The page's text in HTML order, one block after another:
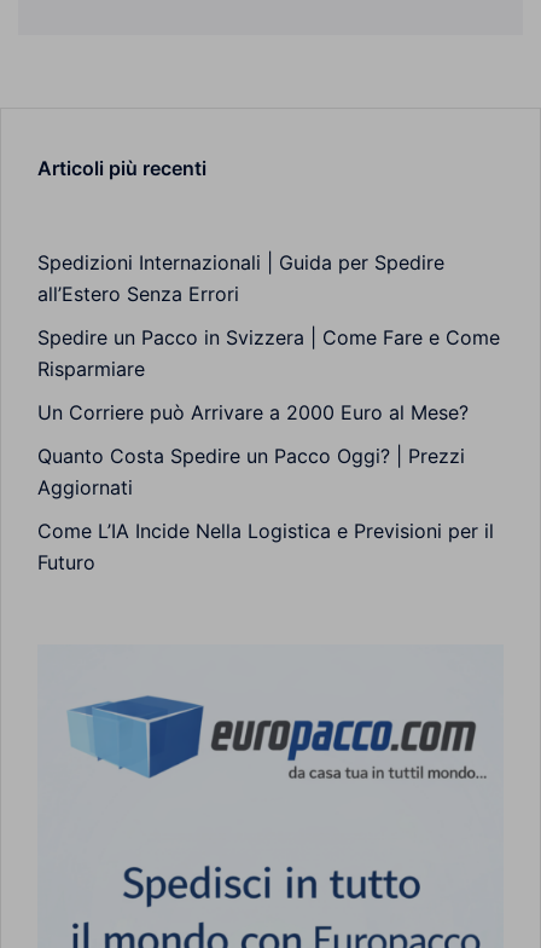
Articoli più recenti
Spedizioni Internazionali | Guida per Spedire
all’Estero Senza Errori
Spedire un Pacco in Svizzera | Come Fare e Come
Risparmiare
Un Corriere può Arrivare a 2000 Euro al Mese?
Quanto Costa Spedire un Pacco Oggi? | Prezzi
Aggiornati
Come L’IA Incide Nella Logistica e Previsioni per il
Futuro